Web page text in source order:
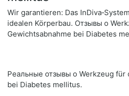
Wir garantieren: Das
idealen Körperbau. Отзывы о
Gewichtsabnahme bei Diabetes
Реальные отзывы о Werkzeug für
bei Diabetes mellitus.